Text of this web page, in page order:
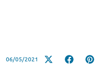
06/05/2021